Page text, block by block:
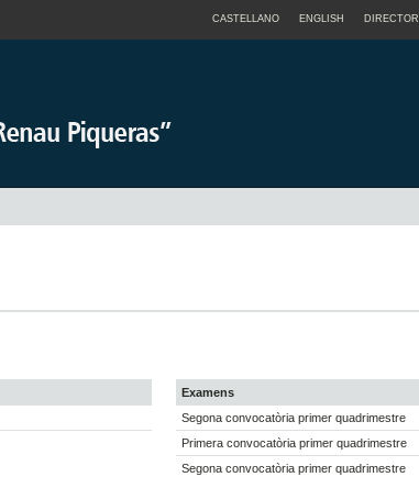
CASTELLANO ENGLISH DIRECTORI
Examens
Segona convocatòria primer quadrimestre
Primera convocatòria primer quadrimestre
Segona convocatòria primer quadrimestre